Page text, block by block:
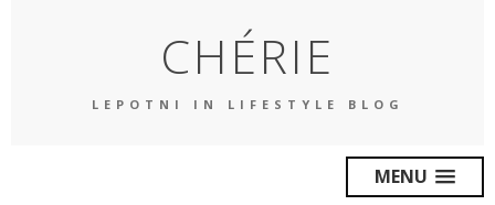
CHÉRIE
LEPOTNI IN LIFESTYLE BLOG
MENU